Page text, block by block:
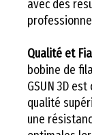
avec des
Qualité et
bobine de
GSUN 3D
qualité
une